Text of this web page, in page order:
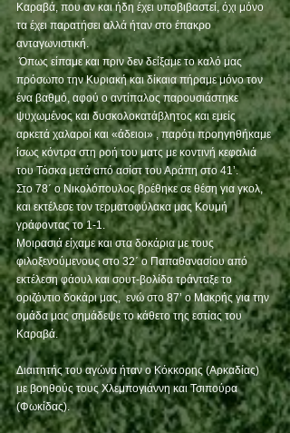
Καραβά, που αν και ήδη έχει υποβιβαστεί, όχι μόνο
τα έχει παρατήσει αλλά ήταν στο έπακρο
ανταγωνιστική.
Όπως είπαμε και πριν δεν δείξαμε το καλό μας
πρόσωπο την Κυριακή και δίκαια πήραμε μόνο τον
ένα βαθμό, αφού ο αντίπαλος παρουσιάστηκε
ψυχωμένος και δυσκολοκατάβλητος και εμείς
αρκετά χαλαροί και «άδειοι» , παρότι προηγηθήκαμε
ίσως κόντρα στη ροή του ματς με κοντινή κεφαλιά
του Τόσκα μετά από ασίστ του Αράπη στο 41’.
Στο 78΄ ο Νικολόπουλος βρέθηκε σε θέση για γκολ,
και εκτέλεσε τον τερματοφύλακα μας Κουμή
γράφοντας το 1-1.
Μοιρασιά είχαμε και στα δοκάρια με τους
φιλοξενούμενους στο 32΄ ο Παπαθανασίου από
εκτέλεση φάουλ και σουτ-βολίδα τράνταξε το
οριζόντιο δοκάρι μας,  ενώ στο 87’ ο Μακρής για την
ομάδα μας σημάδεψε το κάθετο της εστίας του
Καραβά.
Διαιτητής του αγώνα ήταν ο Κόκκορης (Αρκαδίας)
με βοηθούς τους Χλεμπογιάννη και Τσιπούρα
(Φωκίδας).